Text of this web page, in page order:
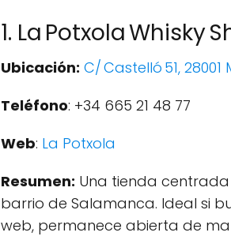
1. La Potxola Whisky
Ubicación: C/ Castelló 51, 28001
Teléfono: +34 665 21 48 77
Web: La Potxola
Resumen: Una tienda
barrio de Salamanca. Ideal si
web, permanece abierta de